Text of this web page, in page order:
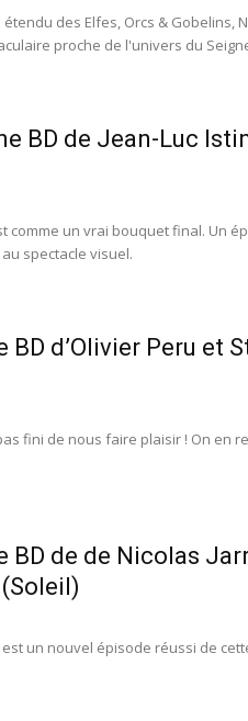
des Elfes, Orcs & Gobelins,
proche de l'univers du
BD de Jean-Luc
comme un vrai bouquet final. Un
spectacle visuel.
BD d’Olivier Peru et
fini de nous faire plaisir ! On en
BD de de Nicolas
un nouvel épisode réussi de